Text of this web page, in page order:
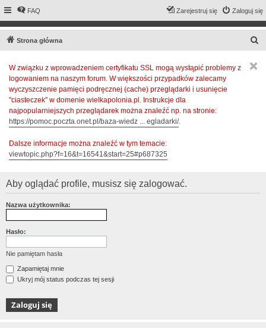
FAQ Zaloguj się
Zarejestruj się
Strona główna
W związku z wprowadzeniem certyfikatu SSL mogą wystąpić problemy z
logowaniem na naszym forum. W większości przypadków zalecamy
wyczyszczenie pamięci podręcznej (cache) przeglądarki i usunięcie
"ciasteczek" w domenie wielkapolonia.pl. Instrukcje dla
najpopularniejszych przeglądarek można znaleźć np. na stronie:
https://pomoc.poczta.onet.pl/baza-wiedz ... egladarki/.
Dalsze informacje można znaleźć w tym temacie:
viewtopic.php?f=16&t=16541&start=25#p687325
Aby oglądać profile, musisz się zalogować.
Nazwa użytkownika:
Hasło:
Nie pamiętam hasła
Zapamiętaj mnie
Ukryj mój status podczas tej sesji